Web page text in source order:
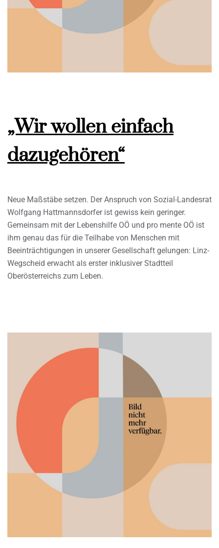
„Wir wollen einfach
dazugehören“
Neue Maßstäbe setzen. Der Anspruch von Sozial-Landesrat
Wolfgang Hattmannsdorfer ist gewiss kein geringer.
Gemeinsam mit der Lebenshilfe OÖ und pro mente OÖ ist
ihm genau das für die Teilhabe von Menschen mit
Beeinträchtigungen in unserer Gesellschaft gelungen: Linz-
Wegscheid erwacht als erster inklusiver Stadtteil
Oberösterreichs zum Leben.